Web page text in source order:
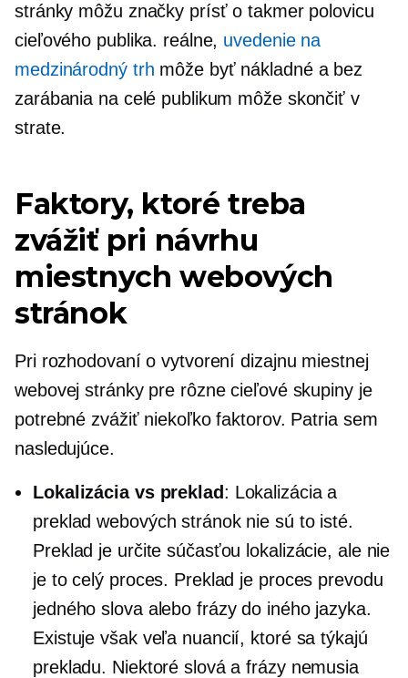
stránky môžu značky prísť o takmer polovicu
cieľového publika. reálne, uvedenie na
medzinárodný trh môže byť nákladné a bez
zarábania na celé publikum môže skončiť v
strate.
Faktory, ktoré treba
zvážiť pri návrhu
miestnych webových
stránok
Pri rozhodovaní o vytvorení dizajnu miestnej
webovej stránky pre rôzne cieľové skupiny je
potrebné zvážiť niekoľko faktorov. Patria sem
nasledujúce.
Lokalizácia vs preklad: Lokalizácia a
preklad webových stránok nie sú to isté.
Preklad je určite súčasťou lokalizácie, ale nie
je to celý proces. Preklad je proces prevodu
jedného slova alebo frázy do iného jazyka.
Existuje však veľa nuancií, ktoré sa týkajú
prekladu. Niektoré slová a frázy nemusia